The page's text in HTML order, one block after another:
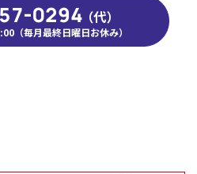
0294（代）
（毎月最終日曜日お休み）